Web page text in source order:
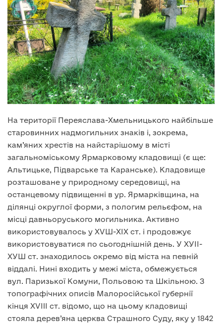
На території Переяслава-Хмельницького найбільше
старовинних надмогильних знаків і, зокрема,
кам’яних хрестів на найстарішому в місті
загальноміському Ярмарковому кладовищі (є ще:
Альтицьке, Підварське та Каранське). Кладовище
розташоване у природному середовищі, на
останцевому підвищенні в ур. Ярмарківщина, на
ділянці округлої форми, з пологим рельєфом, на
місці давньоруського могильника. Активно
використовувалось у ХVШ-ХIХ ст. і продовжує
використовуватися по сьогоднішній день. У ХУІІ-
ХУШ ст. знаходилось окремо від міста на певній
віддалі. Нині входить у межі міста, обмежується
вул. Паризької Комуни, Польовою та Шкільною. З
топографічних описів Малоросійської губернії
кінця XVIII ст. відомо, що на цьому кладовищі
стояла дерев’яна церква Страшного Суду, яку у 1842